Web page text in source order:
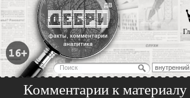
Комментарии к материалу